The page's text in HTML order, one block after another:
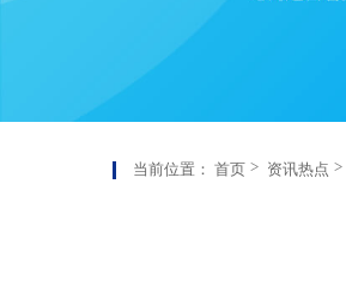
当前位置： 首页 资讯热点